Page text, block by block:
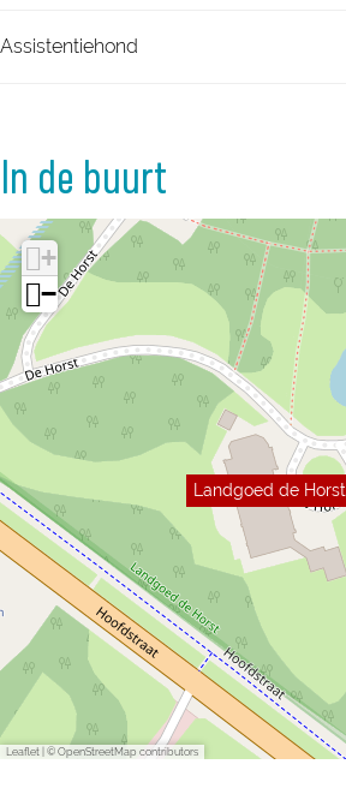
Assistentiehond
In de buurt
Landgoed de Horst
+
−
Leaflet © OpenStreetMap contributors